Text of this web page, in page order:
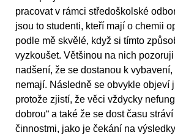
pracovat v rámci středoškolské
jsou to studenti, kteří mají o chemii
podle mě skvělé, když si tímto
vyzkoušet. Většinou na nich
nadšení, že se dostanou k
nemají. Následně se obvykle objeví
protože zjistí, že věci vždycky
dobrou“ a také že se dost času
činnostmi, jako je čekání na